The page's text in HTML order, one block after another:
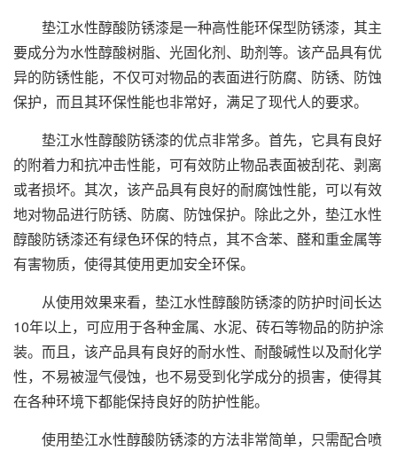
垫江水性醇酸防锈漆是一种高性能环保型防锈漆，其主
要成分为水性醇酸树脂、光固化剂、助剂等。该产品具有优
异的防锈性能，不仅可对物品的表面进行防腐、防锈、防蚀
保护，而且其环保性能也非常好，满足了现代人的要求。
垫江水性醇酸防锈漆的优点非常多。首先，它具有良好
的附着力和抗冲击性能，可有效防止物品表面被刮花、剥离
或者损坏。其次，该产品具有良好的耐腐蚀性能，可以有效
地对物品进行防锈、防腐、防蚀保护。除此之外，垫江水性
醇酸防锈漆还有绿色环保的特点，其不含苯、醛和重金属等
有害物质，使得其使用更加安全环保。
从使用效果来看，垫江水性醇酸防锈漆的防护时间长达
10年以上，可应用于各种金属、水泥、砖石等物品的防护涂
装。而且，该产品具有良好的耐水性、耐酸碱性以及耐化学
性，不易被湿气侵蚀，也不易受到化学成分的损害，使得其
在各种环境下都能保持良好的防护性能。
使用垫江水性醇酸防锈漆的方法非常简单，只需配合喷